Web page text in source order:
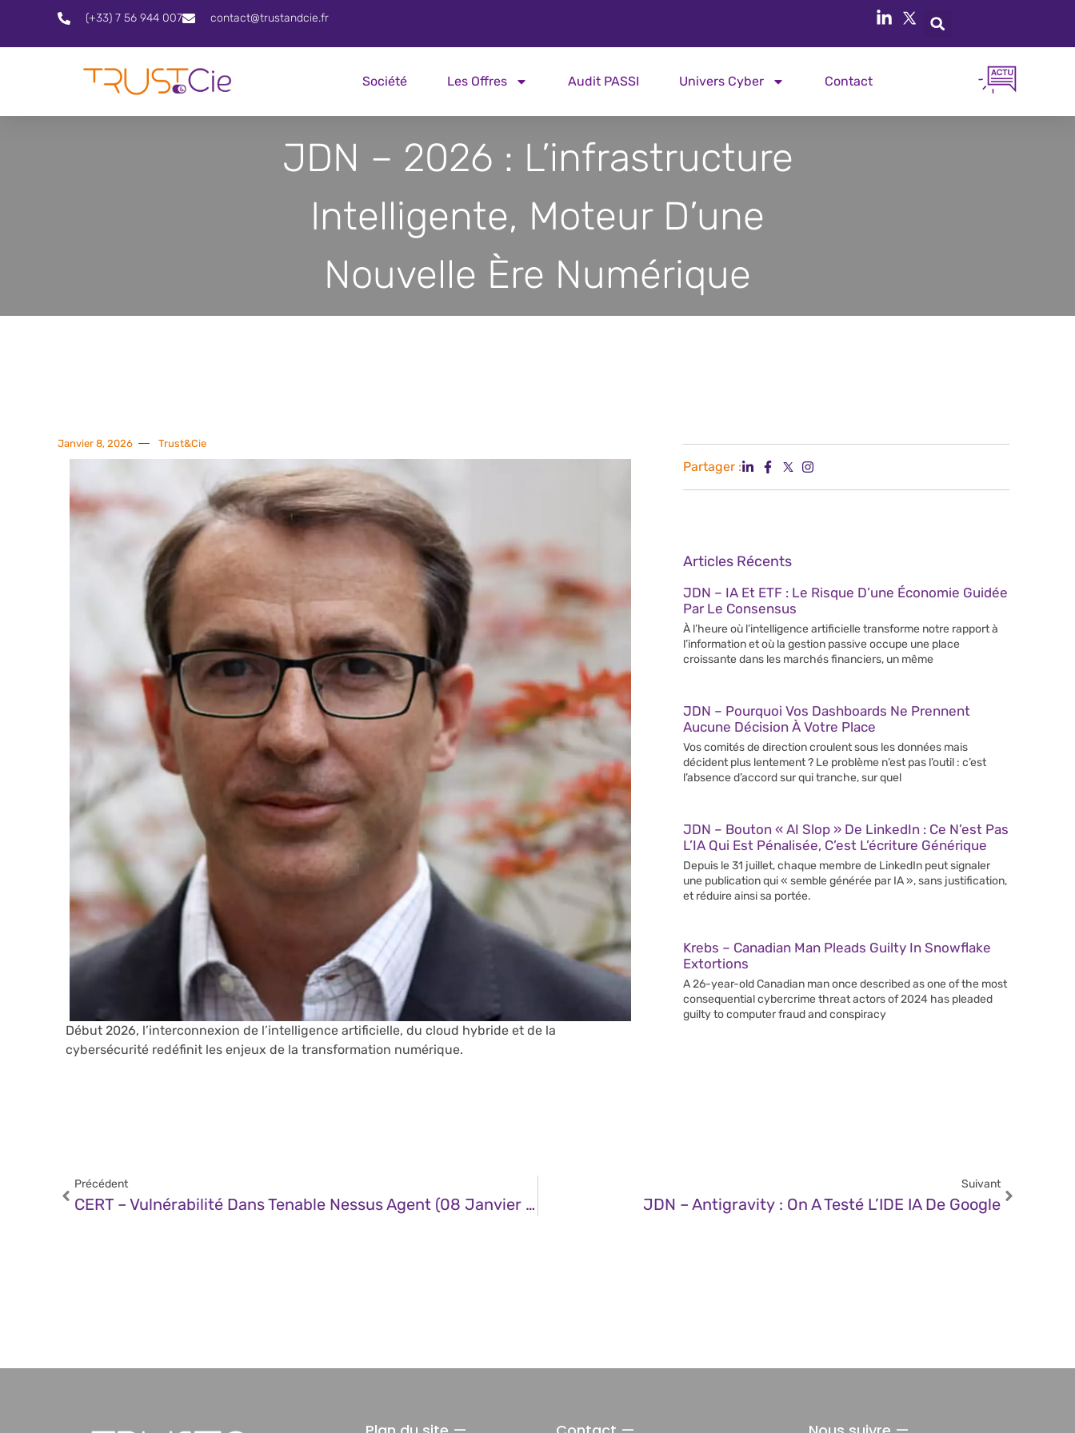
(+33) 7 56 944 007 contact@trustandcie.fr
Société Les Offres Audit PASSI Univers Cyber Contact
JDN – 2026 : L’infrastructure
Intelligente, Moteur D’une
Nouvelle Ère Numérique
Janvier 8, 2026 Trust&Cie
Début 2026, l’interconnexion de l’intelligence artificielle, du cloud hybride et de la
cybersécurité redéfinit les enjeux de la transformation numérique.
Partager :
Articles Récents
JDN – IA Et ETF : Le Risque D’une Économie Guidée
Par Le Consensus
À l’heure où l’intelligence artificielle transforme notre rapport à
l’information et où la gestion passive occupe une place
croissante dans les marchés financiers, un même
JDN – Pourquoi Vos Dashboards Ne Prennent
Aucune Décision À Votre Place
Vos comités de direction croulent sous les données mais
décident plus lentement ? Le problème n’est pas l’outil : c’est
l’absence d’accord sur qui tranche, sur quel
JDN – Bouton « AI Slop » De LinkedIn : Ce N’est Pas
L’IA Qui Est Pénalisée, C’est L’écriture Générique
Depuis le 31 juillet, chaque membre de LinkedIn peut signaler
une publication qui « semble générée par IA », sans justification,
et réduire ainsi sa portée.
Krebs – Canadian Man Pleads Guilty In Snowflake
Extortions
A 26-year-old Canadian man once described as one of the most
consequential cybercrime threat actors of 2024 has pleaded
guilty to computer fraud and conspiracy
Précédent
CERT – Vulnérabilité Dans Tenable Nessus Agent (08 Janvier 2026)
Suivant
JDN – Antigravity : On A Testé L’IDE IA De Google